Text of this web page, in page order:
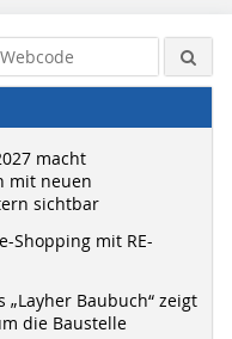
macht
mit neuen
sichtbar
Shopping mit RE-
„Layher Baubuch“ zeigt
die Baustelle